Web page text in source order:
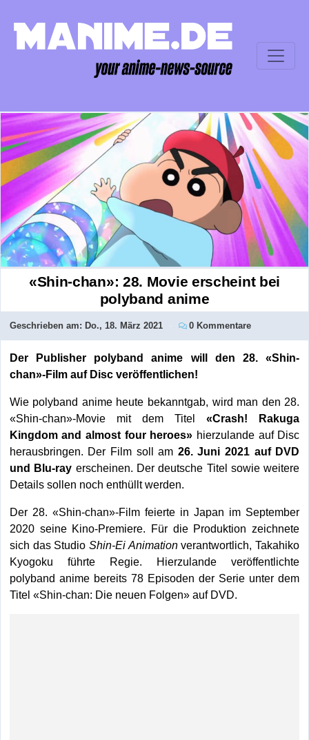
«Shin-chan»: 28. Movie erscheint bei
polyband anime
Geschrieben am: Do., 18. März 2021 0 Kommentare
Der Publisher polyband anime will den 28. «Shin-
chan»-Film auf Disc veröffentlichen!
Wie polyband anime heute bekanntgab, wird man den 28.
«Shin-chan»-Movie mit dem Titel«Crash! Rakuga
Kingdom and almost four heroes» hierzulande auf Disc
herausbringen. Der Film soll am 26. Juni 2021 auf DVD
und Blu-ray erscheinen. Der deutsche Titel sowie weitere
Details sollen noch enthüllt werden.
Der 28. «Shin-chan»-Film feierte in Japan im September
2020 seine Kino-Premiere. Für die Produktion zeichnete
sich das Studio Shin-Ei Animationverantwortlich, Takahiko
Kyogoku führte Regie. Hierzulande veröffentlichte
polyband anime bereits 78 Episoden der Serie unter dem
Titel «Shin-chan: Die neuen Folgen» auf DVD.